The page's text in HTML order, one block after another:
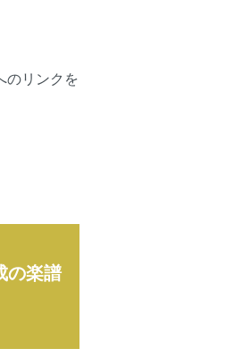
のリンクを
の楽譜